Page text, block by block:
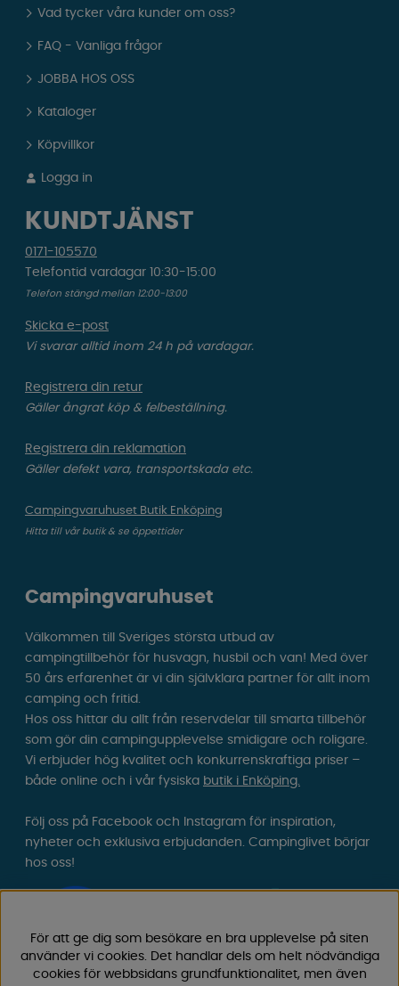
Vad tycker våra kunder om oss?
FAQ - Vanliga frågor
JOBBA HOS OSS
Kataloger
Köpvillkor
Logga in
KUNDTJÄNST
0171-105570
Telefontid vardagar 10:30-15:00
Telefon stängd mellan 12:00-13:00
Skicka e-post
Vi svarar alltid inom 24 h på vardagar.
Registrera din retur
Gäller ångrat köp & felbeställning.
Registrera din reklamation
Gäller defekt vara, transportskada etc.
Campingvaruhuset Butik Enköping
Hitta till vår butik & se öppettider
Campingvaruhuset
Välkommen till Sveriges största utbud av
campingtillbehör för husvagn, husbil och van! Med över
50 års erfarenhet är vi din självklara partner för allt inom
camping och fritid.
Hos oss hittar du allt från reservdelar till smarta tillbehör
som gör din campingupplevelse smidigare och roligare.
Vi erbjuder hög kvalitet och konkurrenskraftiga priser –
både online och i vår fysiska butik i Enköping.
Följ oss på Facebook och Instagram för inspiration,
nyheter och exklusiva erbjudanden. Campinglivet börjar
hos oss!
För att ge dig som besökare en bra upplevelse på siten
använder vi cookies. Det handlar dels om helt nödvändiga
cookies för webbsidans grundfunktionalitet, men även